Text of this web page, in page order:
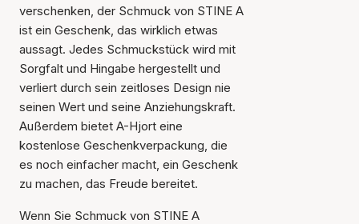
verschenken, der Schmuck von STINE A
ist ein Geschenk, das wirklich etwas
aussagt. Jedes Schmuckstück wird mit
Sorgfalt und Hingabe hergestellt und
verliert durch sein zeitloses Design nie
seinen Wert und seine Anziehungskraft.
Außerdem bietet A-Hjort eine
kostenlose Geschenkverpackung, die
es noch einfacher macht, ein Geschenk
zu machen, das Freude bereitet.
Wenn Sie Schmuck von STINE A